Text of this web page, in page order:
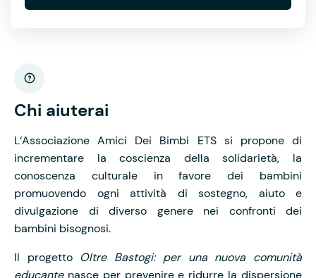
Chi aiuterai
L‘Associazione Amici Dei Bimbi ETS si propone di
incrementare la coscienza della solidarietà, la
conoscenza culturale in favore dei bambini
promuovendo ogni attività di sostegno, aiuto e
divulgazione di diverso genere nei confronti dei
bambini bisognosi.
Il progetto Oltre Bastogi: per una nuova comunità
educantenasce per prevenire e ridurre la dispersione